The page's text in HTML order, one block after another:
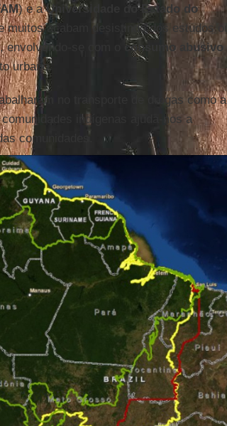
) e aUniversidade do Estado do
muitos acabam desistindo dos estudos ou
se com o
consumo abusivo
urbano.
no transporte de drogas como a
indígenas ajuda-nos a
comunidades.